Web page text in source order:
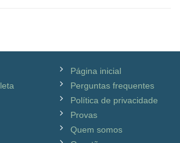
Página inicial
Perguntas frequentes
Política de privacidade
Provas
Quem somos